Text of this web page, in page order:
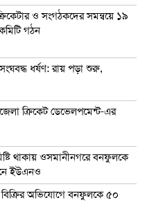
ও সংগঠকদের সমন্বয়ে ১৯
গঠন
ধর্ষণ: রায় পড়া শুরু,
ক্রিকেট ডেভেলপমেন্ট-এর
থাকায় ওসমানীনগরে বনফুলকে
ইউএনও
বিক্রির অভিযোগে বনফুলকে ৫০